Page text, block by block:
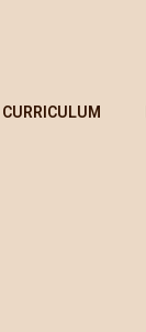
CURRICULUM